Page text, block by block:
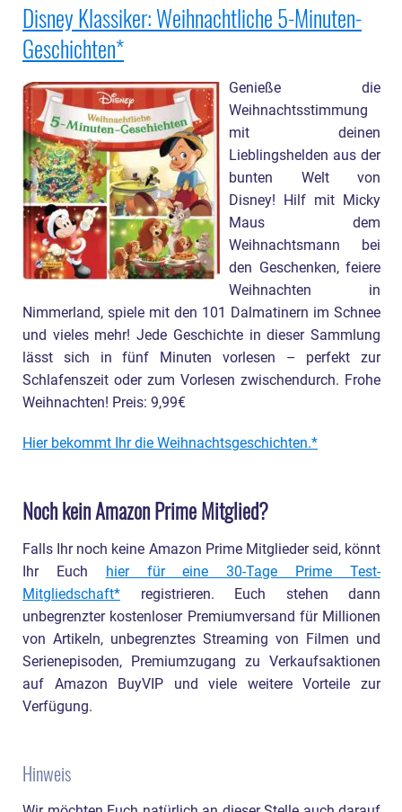
Disney Klassiker: Weihnachtliche 5-Minuten-
Geschichten
Genieße die
Weihnachtsstimmung
mit deinen
Lieblingshelden aus der
bunten Welt von
Disney! Hilf mit Micky
Maus dem
Weihnachtsmann bei
den Geschenken, feiere
Weihnachten in
Nimmerland, spiele mit den 101 Dalmatinern im Schnee
und vieles mehr! Jede Geschichte in dieser Sammlung
lässt sich in fünf Minuten vorlesen – perfekt zur
Schlafenszeit oder zum Vorlesen zwischendurch. Frohe
Weihnachten! Preis: 9,99€
Hier bekommt Ihr die Weihnachtsgeschichten.
Noch kein Amazon Prime Mitglied?
Falls Ihr noch keine Amazon Prime Mitglieder seid, könnt
Ihr Euch
hier für eine 30-Tage Prime Test-
Mitgliedschaft
registrieren. Euch stehen dann
unbegrenzter kostenloser Premiumversand für Millionen
von Artikeln, unbegrenztes Streaming von Filmen und
Serienepisoden, Premiumzugang zu Verkaufsaktionen
auf Amazon BuyVIP und viele weitere Vorteile zur
Verfügung.
Hinweis